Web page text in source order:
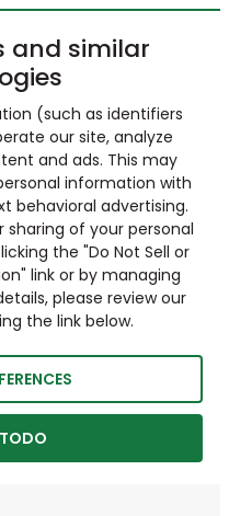
and similar
(such as identifiers
our site, analyze
and ads. This may
information with
behavioral advertising.
of your personal
the "Do Not Sell or
link or by managing
please review our
the link below.